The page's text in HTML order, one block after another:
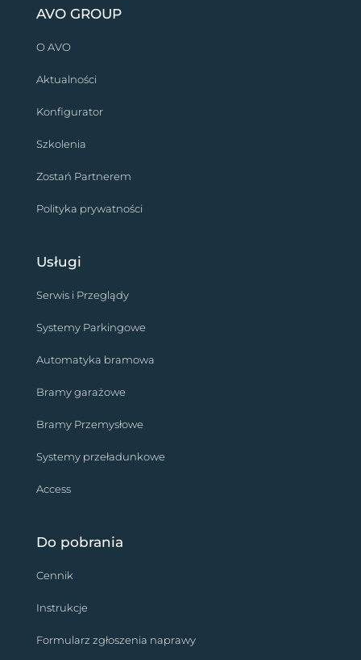
AVO GROUP
O AVO
Aktualności
Konfigurator
Szkolenia
Zostań Partnerem
Polityka prywatności
Usługi
Serwis i Przeglądy
Systemy Parkingowe
Automatyka bramowa
Bramy garażowe
Bramy Przemysłowe
Systemy przeładunkowe
Access
Do pobrania
Cennik
Instrukcje
Formularz zgłoszenia naprawy